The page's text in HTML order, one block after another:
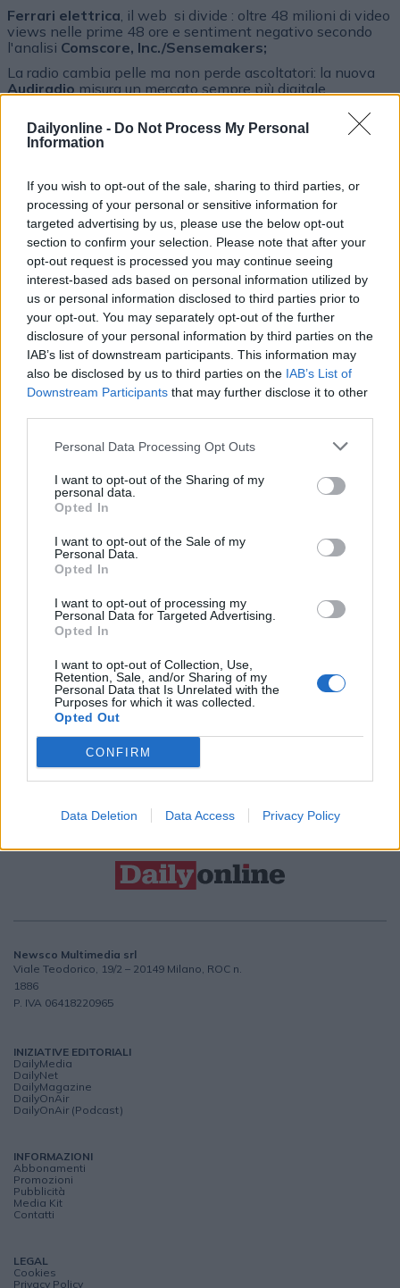
Dailyonline - Do Not Process My Personal
Information
If you wish to opt-out of the sale, sharing to third parties, or
processing of your personal or sensitive information for
targeted advertising by us, please use the below opt-out
section to confirm your selection. Please note that after your
opt-out request is processed you may continue seeing
interest-based ads based on personal information utilized by
us or personal information disclosed to third parties prior to
your opt-out. You may separately opt-out of the further
disclosure of your personal information by third parties on the
IAB’s list of downstream participants. This information may
also be disclosed by us to third parties on the IAB’s List of
Downstream Participants that may further disclose it to other
Personal Data Processing Opt Outs
I want to opt-out of the Sharing of my
personal data.
Opted In
I want to opt-out of the Sale of my
Personal Data.
Opted In
I want to opt-out of processing my
Personal Data for Targeted Advertising.
Opted In
I want to opt-out of Collection, Use,
Retention, Sale, and/or Sharing of my
Personal Data that Is Unrelated with the
Purposes for which it was collected.
Opted Out
CONFIRM
Data Deletion Data Access Privacy Policy
Ferrari elettrica , il web si divide : oltre 48 milioni di video
views nelle prime 48 ore e sentiment negativo secondo
l'analisi Comscore, Inc./Sensemakers;
La radio cambia pelle ma non perde ascoltatori: la nuova
Audiradio misura un mercato sempre più digitale
Altri podcast che potrebbero piacerti
PUNTATA
01/04/2022
Le evoluzioni dell'adv
video online
PUNTATA
Redazione
Incontro con MOCA
interactive
Resta connesso
potrai anche richiedere l’invio per 1 mese in promozione
gratuita delle nostre pubblicazioni. I dati che ci fornirai non
verranno commercializzati in alcun modo, ma conservati nel
database ad uso esclusivo interno all'azienda.
CONTATTACI
Newsco Multimedia srl
Viale Teodorico, 19/2 – 20149 Milano, ROC n.
1886
P. IVA 06418220965
INIZIATIVE EDITORIALI
DailyMedia
DailyNet
DailyMagazine
DailyOnAir
DailyOnAir (Podcast)
INFORMAZIONI
Abbonamenti
Promozioni
Pubblicità
Media Kit
Contatti
LEGAL
Cookies
Privacy Policy